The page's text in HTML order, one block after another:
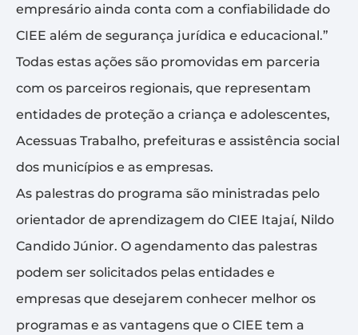
empresário ainda conta com a confiabilidade do
CIEE além de segurança jurídica e educacional.”
Todas estas ações são promovidas em parceria
com os parceiros regionais, que representam
entidades de proteção a criança e adolescentes,
Acessuas Trabalho, prefeituras e assistência social
dos municípios e as empresas.
As palestras do programa são ministradas pelo
orientador de aprendizagem do CIEE Itajaí, Nildo
Candido Júnior. O agendamento das palestras
podem ser solicitados pelas entidades e
empresas que desejarem conhecer melhor os
programas e as vantagens que o CIEE tem a